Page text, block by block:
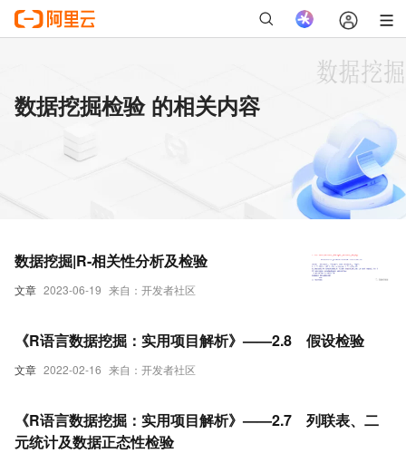
数据挖掘检验 的相关内容
文章 2023-06-19 来自：开发者社区
数据挖掘|R-相关性分析及检验
文章 2022-02-16 来自：开发者社区
《R语言数据挖掘：实用项目解析》——2.8 假设检验
《R语言数据挖掘：实用项目解析》——2.7 列联表、二
元统计及数据正态性检验